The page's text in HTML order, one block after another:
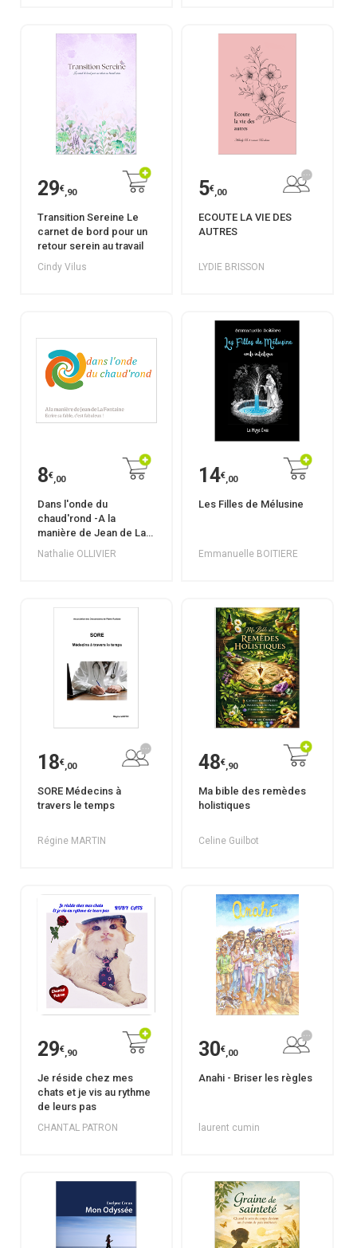
29€,90
Transition Sereine Le
carnet de bord pour un
retour serein au travail
Cindy Vilus
5€,00
ECOUTE LA VIE DES
AUTRES
LYDIE BRISSON
8€,00
Dans l'onde du
chaud'rond -A la
manière de Jean de La
Fontaine - Ecrire sa
Nathalie OLLIVIER
14€,00
Les Filles de Mélusine
Emmanuelle BOITIERE
18€,00
SORE Médecins à
travers le temps
Régine MARTIN
48€,90
Ma bible des remèdes
holistiques
Celine Guilbot
29€,90
Je réside chez mes
chats et je vis au rythme
de leurs pas
CHANTAL PATRON
30€,00
Anahi - Briser les règles
laurent cumin